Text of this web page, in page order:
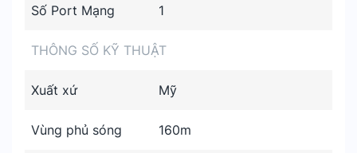
Số Port Mạng 1
THÔNG SỐ KỸ THUẬT
Xuất xứ Mỹ
Vùng phủ sóng 160m